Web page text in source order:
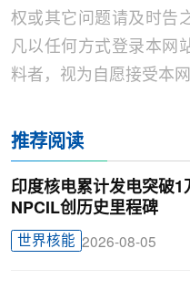
权或其它问题请及时告
凡以任何方式登录本网
料者，视为自愿接受本
推荐阅读
印度核电累计发电突破1
NPCIL创历史里程碑
世界核能 2026-08-05